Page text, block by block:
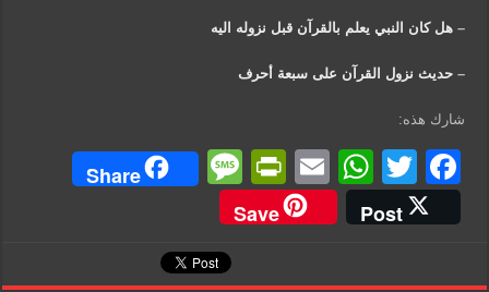
–هل كان النبي يعلم بالقرآن قبل نزوله اليه
–حديث نزول القرآن على سبعة أحرف
شارك هذه:
F
a
c
T
wi
tt
W
h
at
E
m
ail
Pr
in
tF
ri
M
a
Share
Post
Save